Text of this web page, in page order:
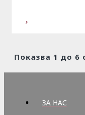
Показва 1 до 6
ЗА НАС